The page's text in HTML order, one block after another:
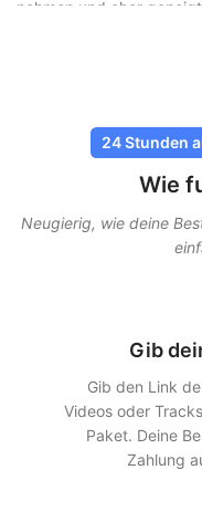
nehmen und eher
Bei SocialKings steht
musst niemals dein
erfolgen über sichere
wirken, damit dein
erfolgen über sichere
Dienstleistungen sind so
Schnelle
Ergebnisse
24 Stunden
Wie
Neugierig, wie deine
Gib
Gib den Link
Videos oder
Paket. Deine
Zahlung